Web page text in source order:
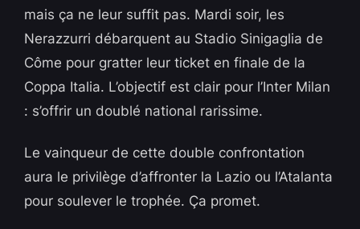
mais ça ne leur suffit pas. Mardi soir, les
Nerazzurri débarquent au Stadio Sinigaglia de
Côme pour gratter leur ticket en finale de la
Coppa Italia. L’objectif est clair pour l’Inter Milan
: s’offrir un doublé national rarissime.
Le vainqueur de cette double confrontation
aura le privilège d’affronter la Lazio ou l’Atalanta
pour soulever le trophée. Ça promet.